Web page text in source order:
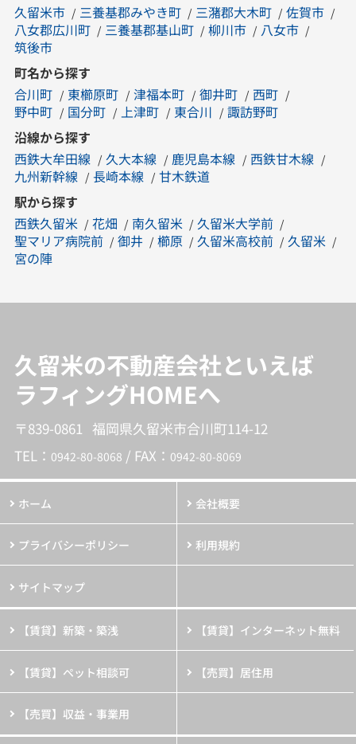
久留米市
三養基郡みやき町 三潴郡大木町
佐賀市
八女郡広川町
三養基郡基山町 柳川市
八女市
筑後市
町名から探す
合川町
東櫛原町 津福本町 御井町
西町
野中町
国分町 上津町 東合川
諏訪野町
沿線から探す
西鉄大牟田線
久大本線 鹿児島本線
西鉄甘木線
九州新幹線
長崎本線
甘木鉄道
駅から探す
西鉄久留米
花畑 南久留米
久留米大学前
聖マリア病院前
御井 櫛原 久留米高校前
久留米
宮の陣
久留米の不動産会社といえば
ラフィングHOMEへ
〒839-0861 福岡県久留米市合川町114-12
TEL： 0942-80-8068 / FAX： 0942-80-8069
ホーム 会社概要
プライバシーポリシー 利用規約
サイトマップ
【賃貸】新築・築浅 【賃貸】インターネット無料
【賃貸】ペット相談可 【売買】居住用
【売買】収益・事業用